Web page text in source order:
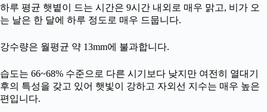
하루 평균 햇볕이 드는 시간은 9시간 내외로 매우 맑고, 비가 오
는 날은 한 달에 하루 정도로 매우 드뭅니다.
강수량은 월평균 약 13mm에 불과합니다.
습도는 66~68% 수준으로 다른 시기보다 낮지만 여전히 열대기
후의 특성을 갖고 있어 햇빛이 강하고 자외선 지수는 매우 높은
편입니다.